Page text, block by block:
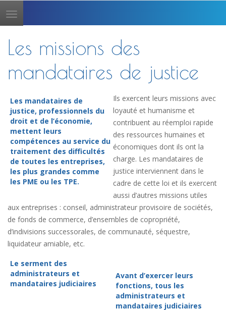
Toggle
navigation
Les missions des
mandataires de justice
Les mandataires de
justice, professionnels du
droit et de l’économie,
mettent leurs
compétences au service du
traitement des difficultés
de toutes les entreprises,
les plus grandes comme
les PME ou les TPE.
Ils exercent leurs missions avec
loyauté et humanisme et
contribuent au réemploi rapide
des ressources humaines et
économiques dont ils ont la
charge. Les mandataires de
justice interviennent dans le
cadre de cette loi et ils exercent
aussi d’autres missions utiles
aux entreprises : conseil, administrateur provisoire de sociétés,
de fonds de commerce, d’ensembles de copropriété,
d’indivisions successorales, de communauté, séquestre,
liquidateur amiable, etc.
Le serment des
administrateurs et
mandataires judiciaires
Avant d’exercer leurs
fonctions, tous les
administrateurs et
mandataires judiciaires